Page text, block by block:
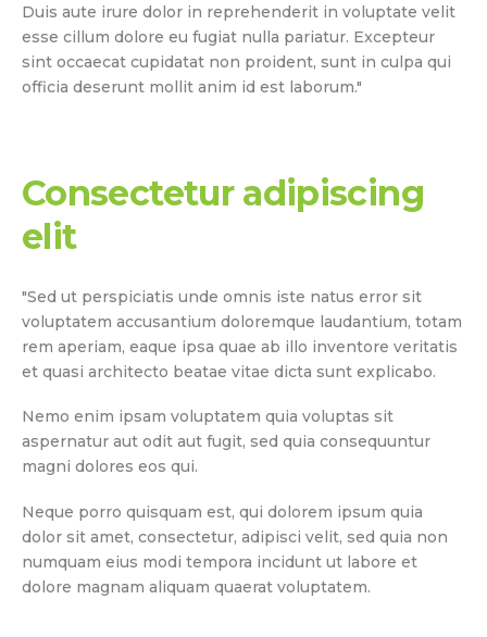
Duis aute irure dolor in reprehenderit in voluptate velit
esse cillum dolore eu fugiat nulla pariatur. Excepteur
sint occaecat cupidatat non proident, sunt in culpa qui
officia deserunt mollit anim id est laborum."
Consectetur adipiscing
elit
"Sed ut perspiciatis unde omnis iste natus error sit
voluptatem accusantium doloremque laudantium, totam
rem aperiam, eaque ipsa quae ab illo inventore veritatis
et quasi architecto beatae vitae dicta sunt explicabo.
Nemo enim ipsam voluptatem quia voluptas sit
aspernatur aut odit aut fugit, sed quia consequuntur
magni dolores eos qui.
Neque porro quisquam est, qui dolorem ipsum quia
dolor sit amet, consectetur, adipisci velit, sed quia non
numquam eius modi tempora incidunt ut labore et
dolore magnam aliquam quaerat voluptatem.